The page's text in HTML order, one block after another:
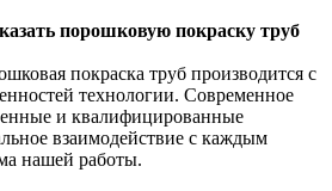
порошковую покраску труб
покраска труб производится с
технологии. Современное
и квалифицированные
взаимодействие с каждым
нашей работы.